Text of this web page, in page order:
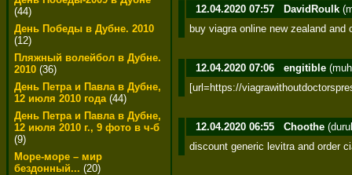
(44)
День Победы в Дубне. 2010
(12)
Пляжный волейбол в Дубне.
2010 (36)
День Петра и Павла в Дубне,
12 июля 2010 года(44)
День Петра и Павла в Дубне,
12 июля 2010 г., 9 фото в ч-б
(9)
Море-море – мир
бездонный... (20)
12.04.2020 07:57 DavidRoulk
buy viagra online new zealand
12.04.2020 07:06 engitible
[url=https://
12.04.2020 06:55 Choothe
discount generic levitra and order